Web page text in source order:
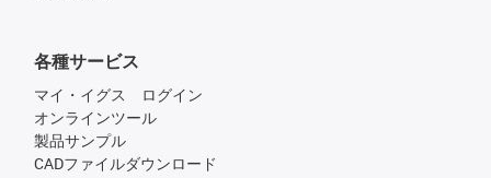
各種サービス
マイ・イグス ログイン
オンラインツール
製品サンプル
CADファイルダウンロード